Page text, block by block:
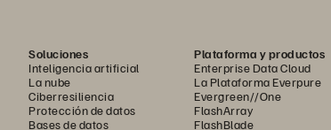
Soluciones
Inteligencia artificial
La nube
Ciberresiliencia
Protección de datos
Bases de datos
Plataforma y productos
Enterprise Data Cloud
La Plataforma Everpure
Evergreen//One
FlashArray
FlashBlade